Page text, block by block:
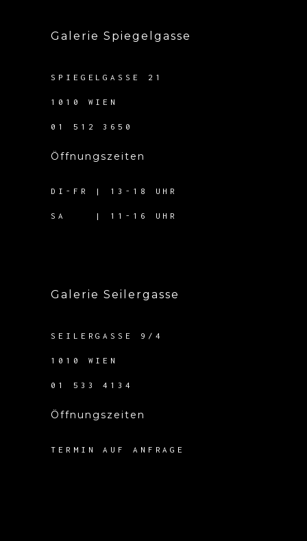
Galerie Spiegelgasse
SPIEGELGASSE 21
1010 WIEN
01 512 3650
Öffnungszeiten
DI-FR | 13-18 UHR
SA | 11-16 UHR
Galerie Seilergasse
SEILERGASSE 9/4
1010 WIEN
01 533 4134
Öffnungszeiten
TERMIN AUF ANFRAGE